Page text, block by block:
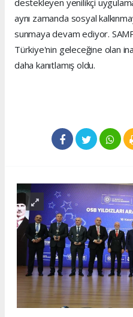
aynı zamanda sosyal
sunmaya devam ediyor.
Türkiye'nin geleceğine olan
daha kanıtlamış oldu.